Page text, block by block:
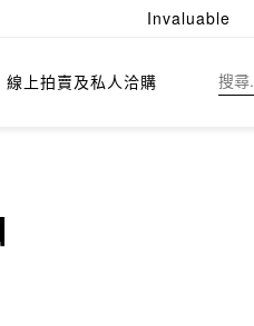
Invaluable
線上拍賣及私人洽購